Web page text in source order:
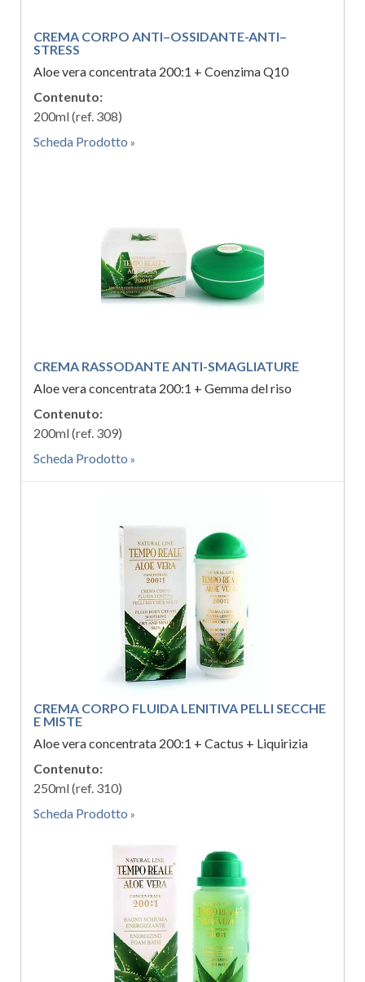
CREMA CORPO ANTI–OSSIDANTE-ANTI–
STRESS
Aloe vera concentrata 200:1 + Coenzima Q10
Contenuto:
200ml (ref. 308)
Scheda Prodotto
CREMA RASSODANTE ANTI-SMAGLIATURE
Aloe vera concentrata 200:1 + Gemma del riso
Contenuto:
200ml (ref. 309)
Scheda Prodotto
CREMA CORPO FLUIDA LENITIVA PELLI SECCHE
E MISTE
Aloe vera concentrata 200:1 + Cactus + Liquirizia
Contenuto:
250ml (ref. 310)
Scheda Prodotto